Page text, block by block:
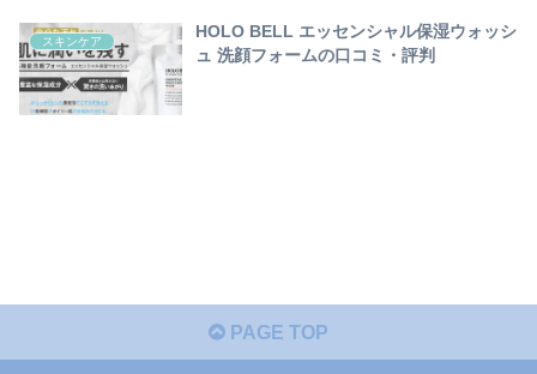
スキンケア
HOLO BELL エッセンシャル保湿ウォッシ
ュ 洗顔フォームの口コミ・評判
PAGE TOP